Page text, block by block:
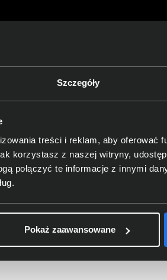
Szczegóły
treści i reklam, aby oferować
korzystasz z naszej witryny,
połączyć te informacje z innymi
Pokaż zaawansowane
został opracowany z myślą
rozmówcom skupić się na
dopasowując zestaw do